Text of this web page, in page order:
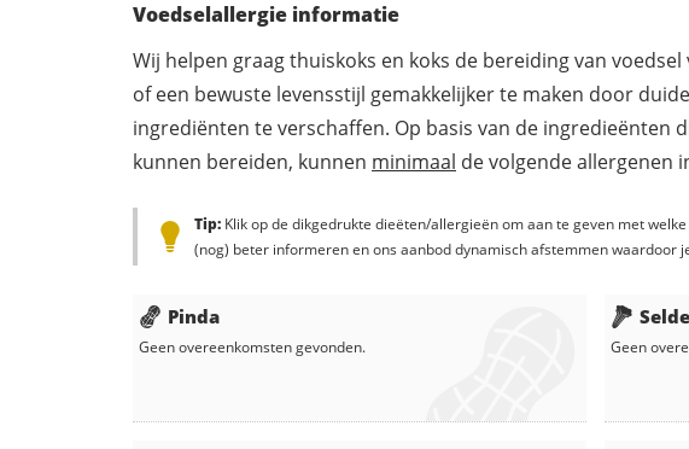
Voedselallergie informatie
Wij helpen graag thuiskoks en koks de bereiding van
of een bewuste levensstijl gemakkelijker te maken door
ingrediënten te verschaffen. Op basis van de ingredieënten
kunnen bereiden, kunnen minimaal de volgende allergenen
Tip: Klik op de dikgedrukte dieëten/allergieën om aan te geven met
(nog) beter informeren en ons aanbod dynamisch afstemmen waardoor
Pinda
Geen overeenkomsten gevonden. Geen